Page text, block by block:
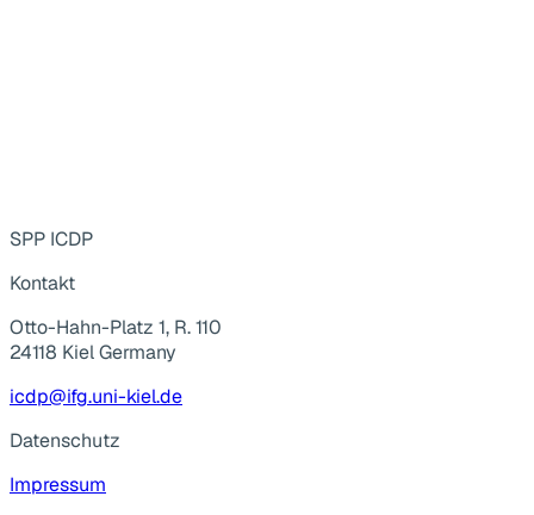
SPP ICDP
Kontakt
Otto-Hahn-Platz 1, R. 110
24118 Kiel Germany
icdp@ifg.uni-kiel.de
Datenschutz
Impressum